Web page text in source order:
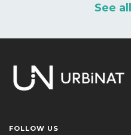
See
FOLLOW US